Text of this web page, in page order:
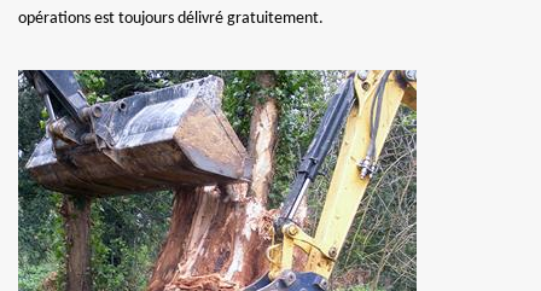
opérations est toujours délivré gratuitement.